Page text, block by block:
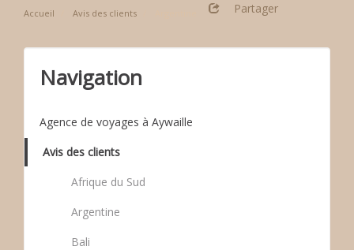
Accueil Avis des clients Partager
Navigation
Agence de voyages à Aywaille
Avis des clients
Afrique du Sud
Argentine
Bali